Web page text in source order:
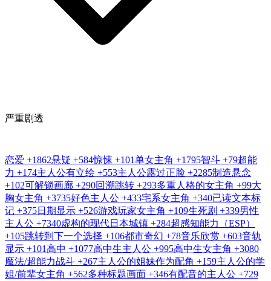
严重剧透
恋爱 +1862悬疑 +584惊悚 +101单女主角 +1795智斗 +79超能
力 +174主人公有立绘 +553主人公露过正脸 +2285制造悬念
+102可解锁画廊 +290回溯跳转 +293多重人格的女主角 +99大
胸女主角 +3735好色主人公 +433宅系女主角 +340已读文本标
记 +375日期显示 +526游戏玩家女主角 +109生死剧 +339男性
主人公 +7340虚构的现代日本城镇 +284超感知能力（ESP）
+105跳转到下一个选择 +106都市奇幻 +78音乐欣赏 +603音轨
显示 +101高中 +1077高中生主人公 +995高中生女主角 +3080
魔法/超能力战斗 +267主人公的姐妹作为配角 +159主人公的学
姐/前辈女主角 +562多种标题画面 +346有配音的主人公 +729